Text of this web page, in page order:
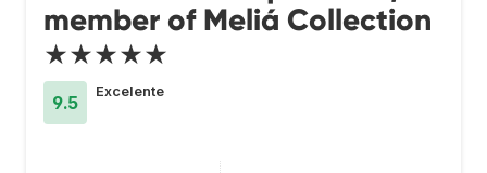
member of Meliá Collection
★★★★★
9.5
Excelente